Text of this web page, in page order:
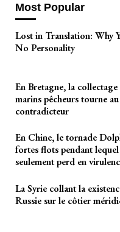
Most Popular
Lost in Translation: Why
No Personality
En Bretagne, la
marins pêcheurs tourne
contradicteur
En Chine, le tornade
fortes flots pendant lequel
seulement perd en
La Syrie collant la
Russie sur le côtier